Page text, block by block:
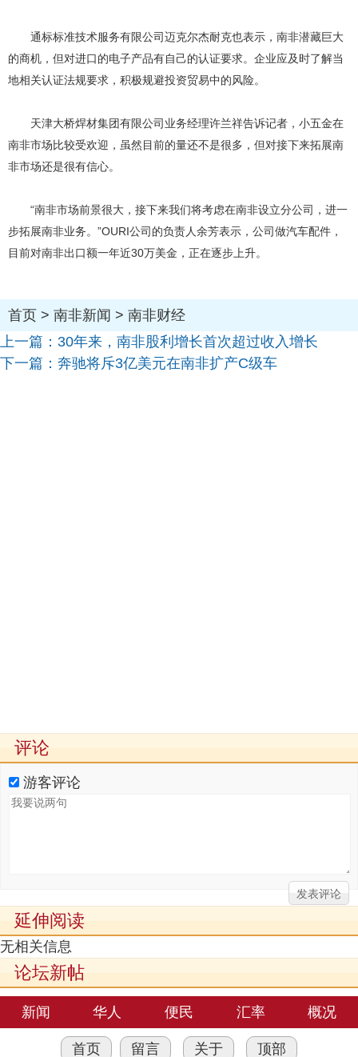
通标标准技术服务有限公司迈克尔杰耐克也表示，南非潜藏巨大
的商机，但对进口的电子产品有自己的认证要求。企业应及时了解当
地相关认证法规要求，积极规避投资贸易中的风险。
天津大桥焊材集团有限公司业务经理许兰祥告诉记者，小五金在
南非市场比较受欢迎，虽然目前的量还不是很多，但对接下来拓展南
非市场还是很有信心。
“南非市场前景很大，接下来我们将考虑在南非设立分公司，进一
步拓展南非业务。”OURI公司的负责人余芳表示，公司做汽车配件，
目前对南非出口额一年近30万美金，正在逐步上升。
首页 > 南非新闻 > 南非财经
上一篇： 30年来，南非股利增长首次超过收入增长
下一篇： 奔驰将斥3亿美元在南非扩产C级车
评论
游客评论
延伸阅读
无相关信息
论坛新帖
新闻 华人 便民 汇率 概况
首页 留言 关于 顶部